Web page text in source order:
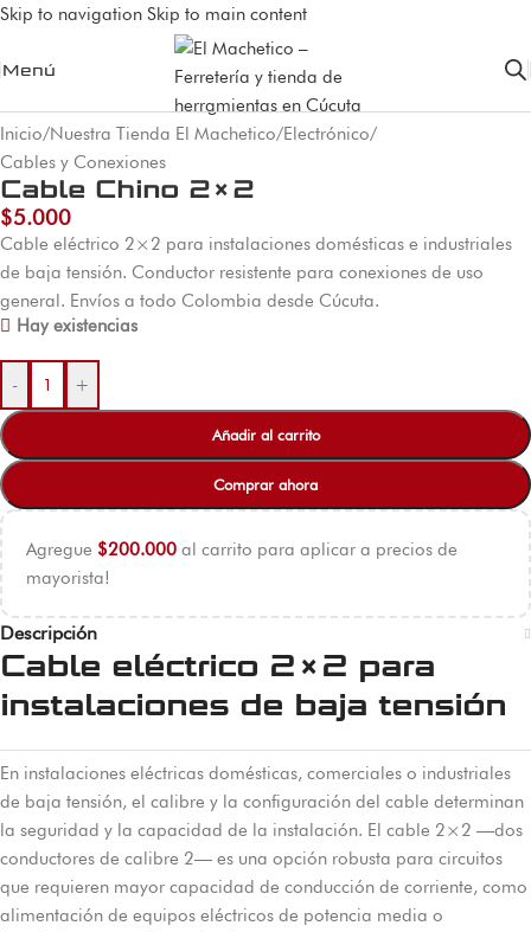
Skip to navigation Skip to main content
Menú
Inicio/Nuestra Tienda El Machetico/Electrónico/
Cables y Conexiones
Cable Chino 2×2
$5.000
Cable eléctrico 2×2 para instalaciones domésticas e industriales
de baja tensión. Conductor resistente para conexiones de uso
general. Envíos a todo Colombia desde Cúcuta.
Hay existencias
- +
Añadir al carrito
Comprar ahora
Agregue $200.000 al carrito para aplicar a precios de
mayorista!
Descripción
Cable eléctrico 2×2 para
instalaciones de baja tensión
En instalaciones eléctricas domésticas, comerciales o industriales
de baja tensión, el calibre y la configuración del cable determinan
la seguridad y la capacidad de la instalación. El cable 2×2 —dos
conductores de calibre 2— es una opción robusta para circuitos
que requieren mayor capacidad de conducción de corriente, como
alimentación de equipos eléctricos de potencia media o